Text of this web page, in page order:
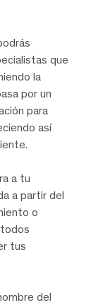
que
la
por un
para
así
a tu
a partir del
o
tus
del